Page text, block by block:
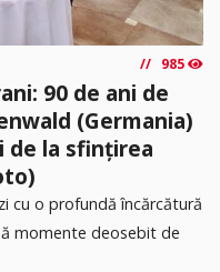
985
90 de ani de
(Germania)
de la sfințirea
cu o profundă încărcătură
momente deosebit de